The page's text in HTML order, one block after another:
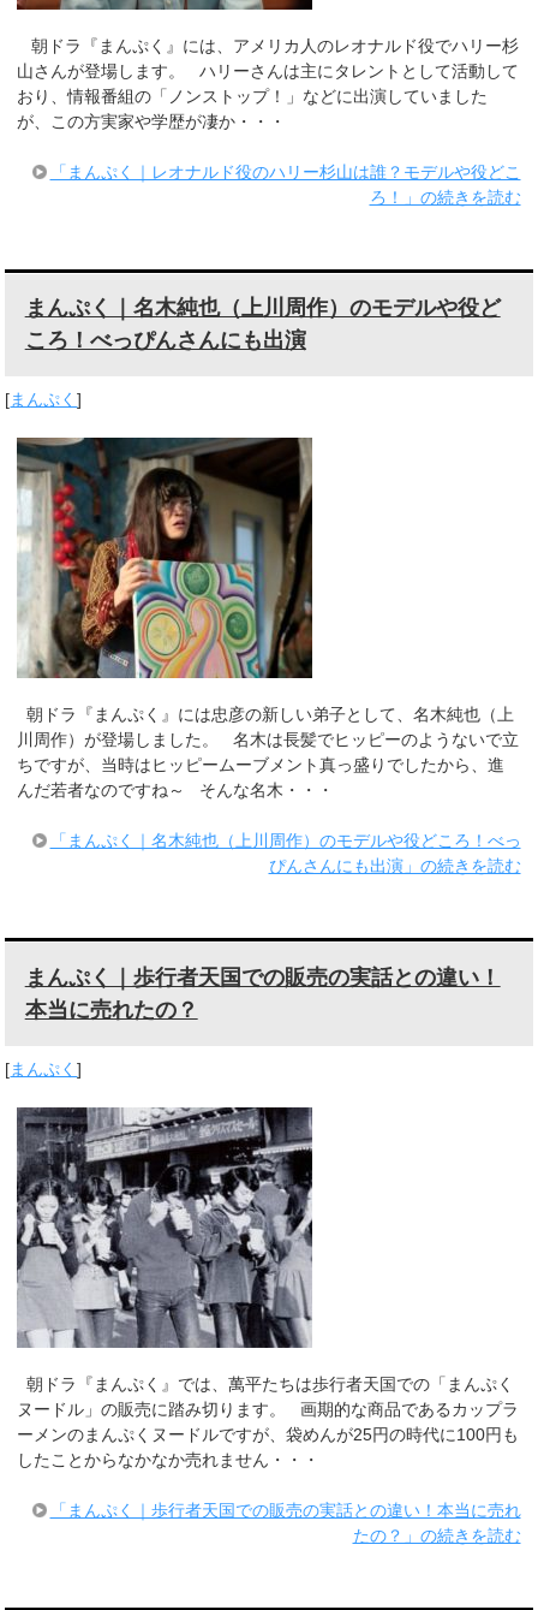
朝ドラ『まんぷく』には、アメリカ人のレオナルド役でハリー杉
山さんが登場します。 ハリーさんは主にタレントとして活動して
おり、情報番組の「ノンストップ！」などに出演していました
が、この方実家や学歴が凄か・・・
「まんぷく｜レオナルド役のハリー杉山は誰？モデルや役どこ
ろ！」の続きを読む
まんぷく｜名木純也（上川周作）のモデルや役ど
ころ！べっぴんさんにも出演
[まんぷく]
朝ドラ『まんぷく』には忠彦の新しい弟子として、名木純也（上
川周作）が登場しました。 名木は長髪でヒッピーのようないで立
ちですが、当時はヒッピームーブメント真っ盛りでしたから、進
んだ若者なのですね～ そんな名木・・・
「まんぷく｜名木純也（上川周作）のモデルや役どころ！べっ
ぴんさんにも出演」の続きを読む
まんぷく｜歩行者天国での販売の実話との違い！
本当に売れたの？
[まんぷく]
朝ドラ『まんぷく』では、萬平たちは歩行者天国での「まんぷく
ヌードル」の販売に踏み切ります。 画期的な商品であるカップラ
ーメンのまんぷくヌードルですが、袋めんが25円の時代に100円も
したことからなかなか売れません・・・
「まんぷく｜歩行者天国での販売の実話との違い！本当に売れ
たの？」の続きを読む